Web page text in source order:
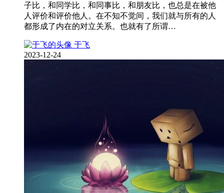
子比，和同学比，和同事比，和朋友比，也总是在被他
人评价和评价他人。在不知不觉间，我们就与所有的人
都形成了内在的对立关系。也就有了所谓…
于飞
2023-12-24